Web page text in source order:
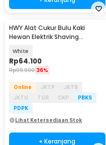
HWY Alat Cukur Bulu Kaki
Hewan Elektrik Shaving
White
Rp64.100
Rp99.900 36%
Online JKTP
JKTB
JKTU
TGR CKP
PBKS
PDPK
Lihat Ketersediaan Stok
+ Keranjang